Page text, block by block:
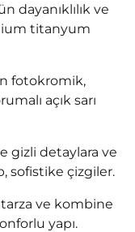
dayanıklılık ve
titanyum
fotokromik,
açık sarı
gizli detaylara ve
sofistike çizgiler.
ve kombine
yapı.